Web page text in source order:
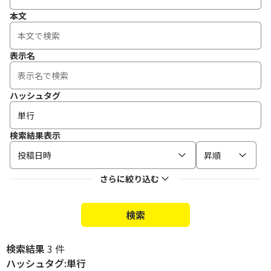
本文
表示名
ハッシュタグ
検索結果表示
投稿日時
昇順
さらに絞り込む
検索
検索結果3 件
ハッシュタグ:単行